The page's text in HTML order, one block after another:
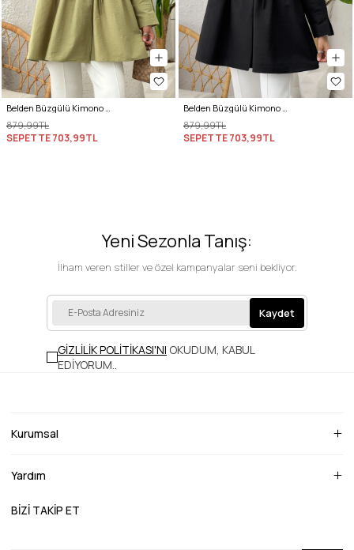
879,99TL
SEPETTE703,99TL
879,99TL
SEPETTE703,99TL
Yeni Sezonla Tanış:
İlham veren stiller ve özel kampanyalar seni bekliyor.
Kaydet
GİZLİLİK POLİTİKASI'NI OKUDUM, KABUL
EDİYORUM.
Kurumsal
Yardım
BİZİ TAKİP ET